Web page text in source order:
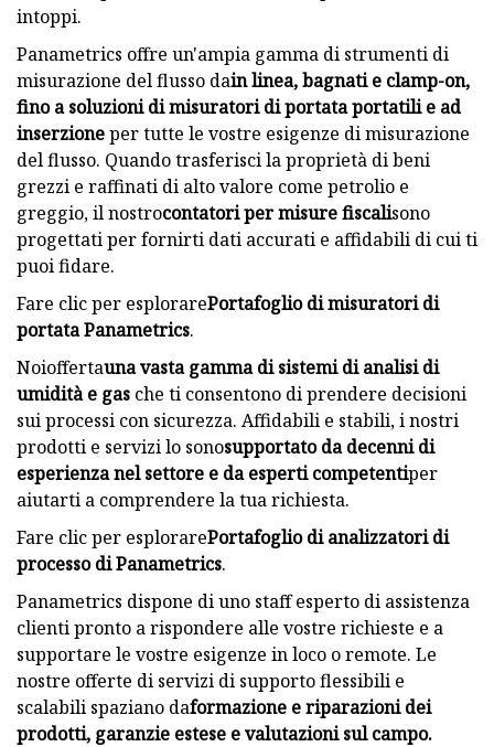
intoppi.
Panametrics offre un'ampia gamma di strumenti di
misurazione del flusso dain linea, bagnati e clamp-on,
fino a soluzioni di misuratori di portata portatili e ad
inserzioneper tutte le vostre esigenze di misurazione
del flusso. Quando trasferisci la proprietà di beni
grezzi e raffinati di alto valore come petrolio e
greggio, il nostrocontatori per misure fiscalisono
progettati per fornirti dati accurati e affidabili di cui ti
puoi fidare.
Fare clic per esplorarePortafoglio di misuratori di
portata Panametrics.
Noioffertauna vasta gamma di sistemi di analisi di
umidità e gas che ti consentono di prendere decisioni
sui processi con sicurezza. Affidabili e stabili, i nostri
prodotti e servizi lo sonosupportato da decenni di
esperienza nel settore e da esperti competentiper
aiutarti a comprendere la tua richiesta.
Fare clic per esplorarePortafoglio di analizzatori di
processo di Panametrics.
Panametrics dispone di uno staff esperto di assistenza
clienti pronto a rispondere alle vostre richieste e a
supportare le vostre esigenze in loco o remote. Le
nostre offerte di servizi di supporto flessibili e
scalabili spaziano daformazione e riparazioni dei
prodotti, garanzie estese e valutazioni sul campo.